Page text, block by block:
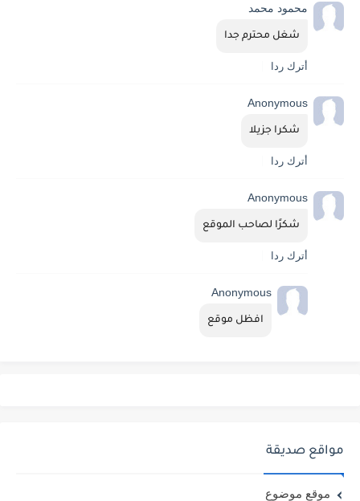
محمود محمد
شغل محترم جدا
أترك ردا
Anonymous
شكرا جزيلا
أترك ردا
Anonymous
شكرًا لصاحب الموقع
أترك ردا
Anonymous
افظل موقع
مواقع صديقة
موقع موضوع